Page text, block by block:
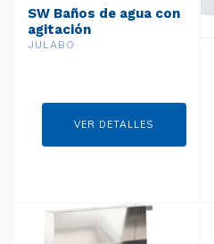
SW Baños de agua con
agitación
JULABO
VER DETALLES